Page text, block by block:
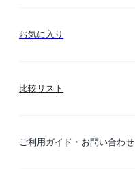
お気に入り
比較リスト
ご利用ガイド・お問い合わせ